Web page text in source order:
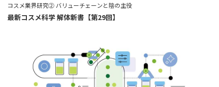
コスメ業界研究② バリューチェーンと陰の主役
最新コスメ科学 解体新書【第29回】